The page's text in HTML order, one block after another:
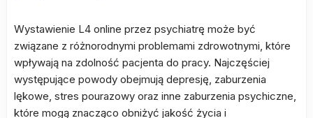
Wystawienie L4 online przez psychiatrę może być
związane z różnorodnymi problemami zdrowotnymi, które
wpływają na zdolność pacjenta do pracy. Najczęściej
występujące powody obejmują depresję, zaburzenia
lękowe, stres pourazowy oraz inne zaburzenia psychiczne,
które mogą znacząco obniżyć jakość życia i